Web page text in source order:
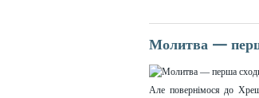
Молитва —
Але повернімося до